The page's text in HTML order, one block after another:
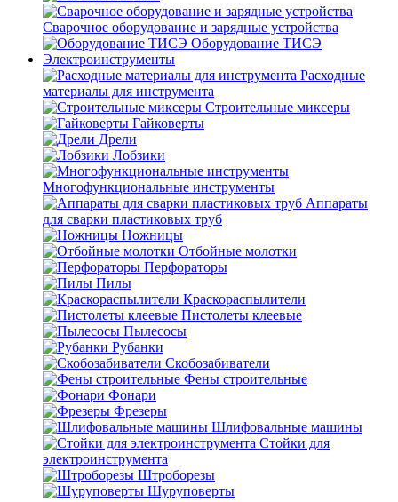
Сварочное оборудование и зарядные устройства
Оборудование ТИСЭ
Электроинструменты
Расходные
материалы для инструмента
Строительные миксеры
Гайковерты
Дрели
Лобзики
Многофункциональные инструменты
Аппараты
для сварки пластиковых труб
Ножницы
Отбойные молотки
Перфораторы
Пилы
Краскораспылители
Пистолеты клеевые
Пылесосы
Рубанки
Скобозабиватели
Фены строительные
Фонари
Фрезеры
Шлифовальные машины
Стойки для
электроинструмента
Штроборезы
Шуруповерты